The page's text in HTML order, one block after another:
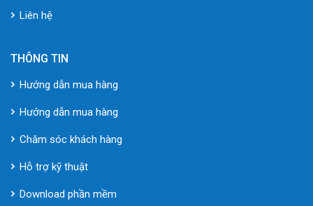
Liên hệ
THÔNG TIN
Hướng dẫn mua hàng
Hướng dẫn mua hàng
Chăm sóc khách hàng
Hỗ trợ kỹ thuật
Download phần mềm